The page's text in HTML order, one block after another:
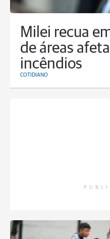
Milei recua
de áreas
incêndios
COTIDIANO